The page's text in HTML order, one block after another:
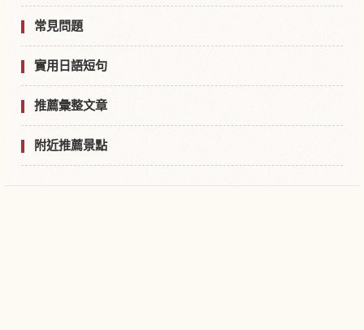
常見問題
實用日語短句
推薦彙整文章
附近推薦景點